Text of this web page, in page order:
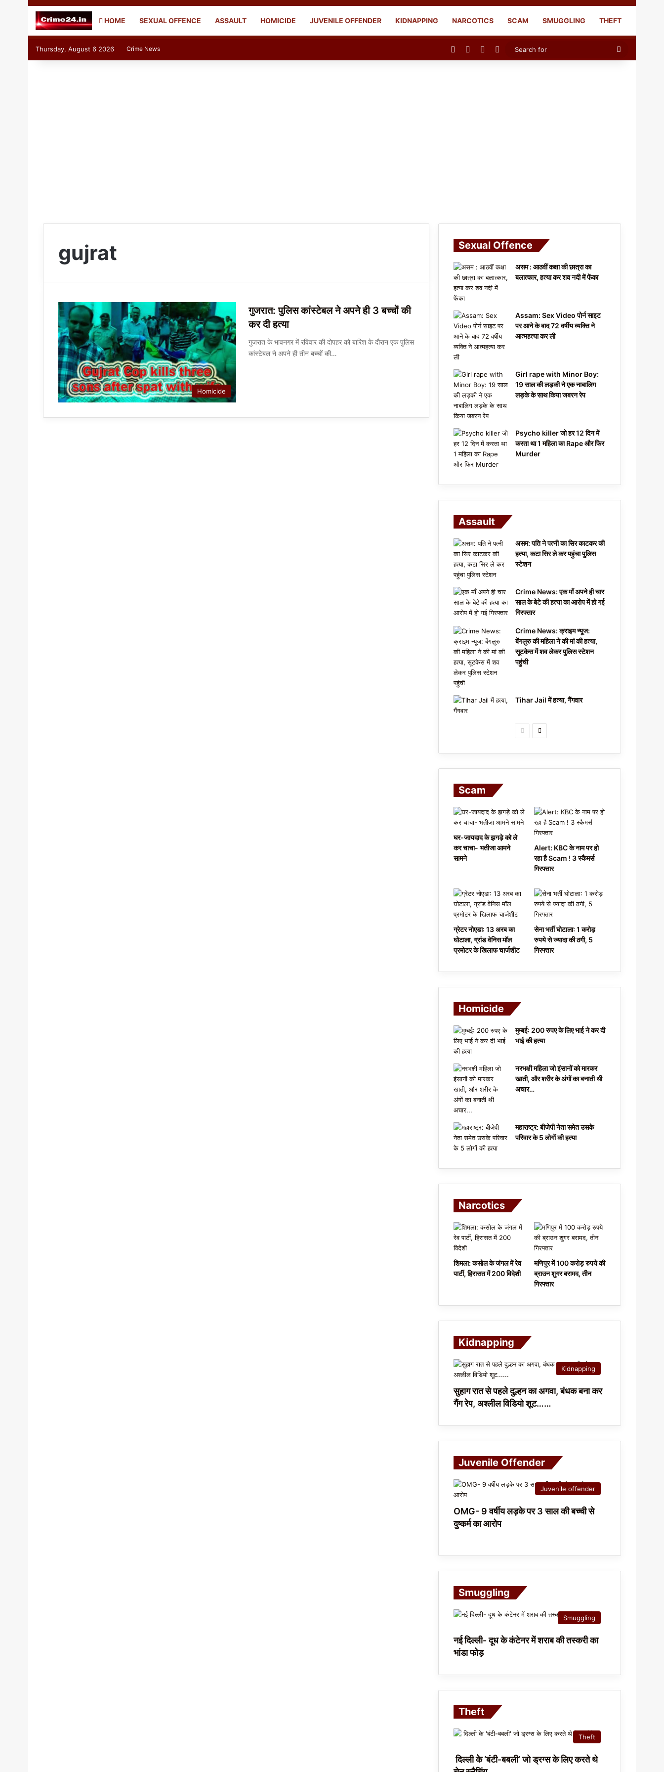
HOME SEXUAL OFFENCE ASSAULT HOMICIDE JUVENILE OFFENDER KIDNAPPING NARCOTICS SCAM SMUGGLING THEFT
Thursday, August 6 2026 Crime News Facebook YouTubeInstagram
gujrat
Homicide
गुजरात: पुलिस कांस्टेबल ने अपने ही 3 बच्चों की
कर दी हत्या
गुजरात के भावनगर में रविवार की दोपहर को बारिश के दौरान एक पुलिस
कांस्टेबल ने अपने ही तीन बच्चों की…
Sexual Offence
असम : आठवीं कक्षा की छात्रा का
बलात्कार, हत्या कर शव नदी में फेंका
Assam: Sex Video पोर्न साइट
पर आने के बाद 72 वर्षीय व्यक्ति ने
आत्महत्या कर ली
Girl rape with Minor Boy:
19 साल की लड़की ने एक नाबालिग
लड़के के साथ किया जबरन रेप
Psycho killer जो हर 12 दिन में
करता था 1 महिला का Rape और फिर
Murder
Assault
असम: पति ने पत्नी का सिर काटकर की
हत्या, कटा सिर ले कर पहुंचा पुलिस
स्टेशन
Crime News: एक माँ अपने ही चार
साल के बेटे की हत्या का आरोप में हो गई
गिरफ्तार
Crime News: क्राइम न्यूज:
बेंगलुरु की महिला ने की मां की हत्या,
सूटकेस में शव लेकर पुलिस स्टेशन
पहुंची
Tihar Jail में हत्या, गैंगवार
u
g
e
Scam
घर-जायदाद के झगड़े को ले
कर चाचा- भतीजा आमने
सामने
Alert: KBC के नाम पर हो
रहा है Scam ! 3 स्कैमर्स
गिरफ्तार
ग्रेटर नोएडा: 13 अरब का
घोटाला, ग्रांड वेनिस मॉल
प्रमोटर के खिलाफ चार्जशीट
सेना भर्ती घोटाला: 1 करोड़
रुपये से ज्यादा की ठगी, 5
गिरफ्तार
Homicide
मुम्बई: 200 रुपए के लिए भाई ने कर दी
भाई की हत्या
नरभक्षी महिला जो इंसानों को मारकर
खाती, और शरीर के अंगों का बनाती थी
अचार…
महाराष्ट्र: बीजेपी नेता समेत उसके
परिवार के 5 लोगों की हत्या
Narcotics
शिमला: कसोल के जंगल में रेव
पार्टी, हिरासत में 200 विदेशी
मणिपुर में 100 करोड़ रुपये की
ब्राउन शुगर बरामद, तीन
गिरफ्तार
Kidnapping
Kidnapping
सुहाग रात से पहले दुल्हन का अगवा, बंधक बना कर
गैंग रेप, अश्लील विडियो शूट……
Juvenile Offender
Juvenile offender
OMG- 9 वर्षीय लड़के पर 3 साल की बच्ची से
दुष्कर्म का आरोप
Smuggling
Smuggling
नई दिल्ली- दूध के कंटेनर में शराब की तस्करी का
भांडा फोड़
Theft
Theft
दिल्ली के ‘बंटी-बबली’ जो ड्रग्स के लिए करते थे